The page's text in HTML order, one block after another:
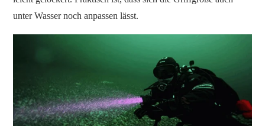
unter Wasser noch anpassen lässt.